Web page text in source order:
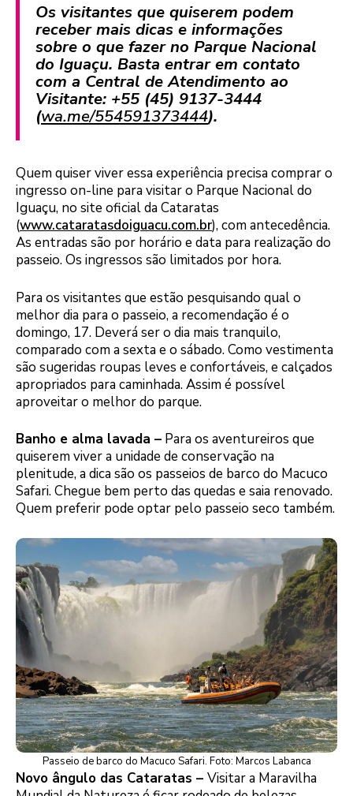
Os visitantes que quiserem podem
receber mais dicas e informações
sobre o que fazer no Parque Nacional
do Iguaçu. Basta entrar em contato
com a Central de Atendimento ao
Visitante: +55 (45) 9137-3444
(wa.me/554591373444).
Quem quiser viver essa experiência precisa comprar o
ingresso on-line para visitar o Parque Nacional do
Iguaçu, no site oficial da Cataratas
(www.cataratasdoiguacu.com.br), com antecedência.
As entradas são por horário e data para realização do
passeio. Os ingressos são limitados por hora.
Para os visitantes que estão pesquisando qual o
melhor dia para o passeio, a recomendação é o
domingo, 17. Deverá ser o dia mais tranquilo,
comparado com a sexta e o sábado. Como vestimenta
são sugeridas roupas leves e confortáveis, e calçados
apropriados para caminhada. Assim é possível
aproveitar o melhor do parque.
Banho e alma lavada – Para os aventureiros que
quiserem viver a unidade de conservação na
plenitude, a dica são os passeios de barco do Macuco
Safari. Chegue bem perto das quedas e saia renovado.
Quem preferir pode optar pelo passeio seco também.
Passeio de barco do Macuco Safari. Foto: Marcos Labanca
Novo ângulo das Cataratas – Visitar a Maravilha